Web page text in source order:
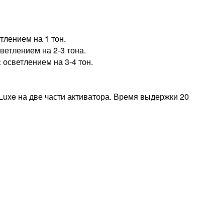
на 1 тон.
на 2-3 тона.
на 3-4 тон.
на две части активатора. Время выдержки 20